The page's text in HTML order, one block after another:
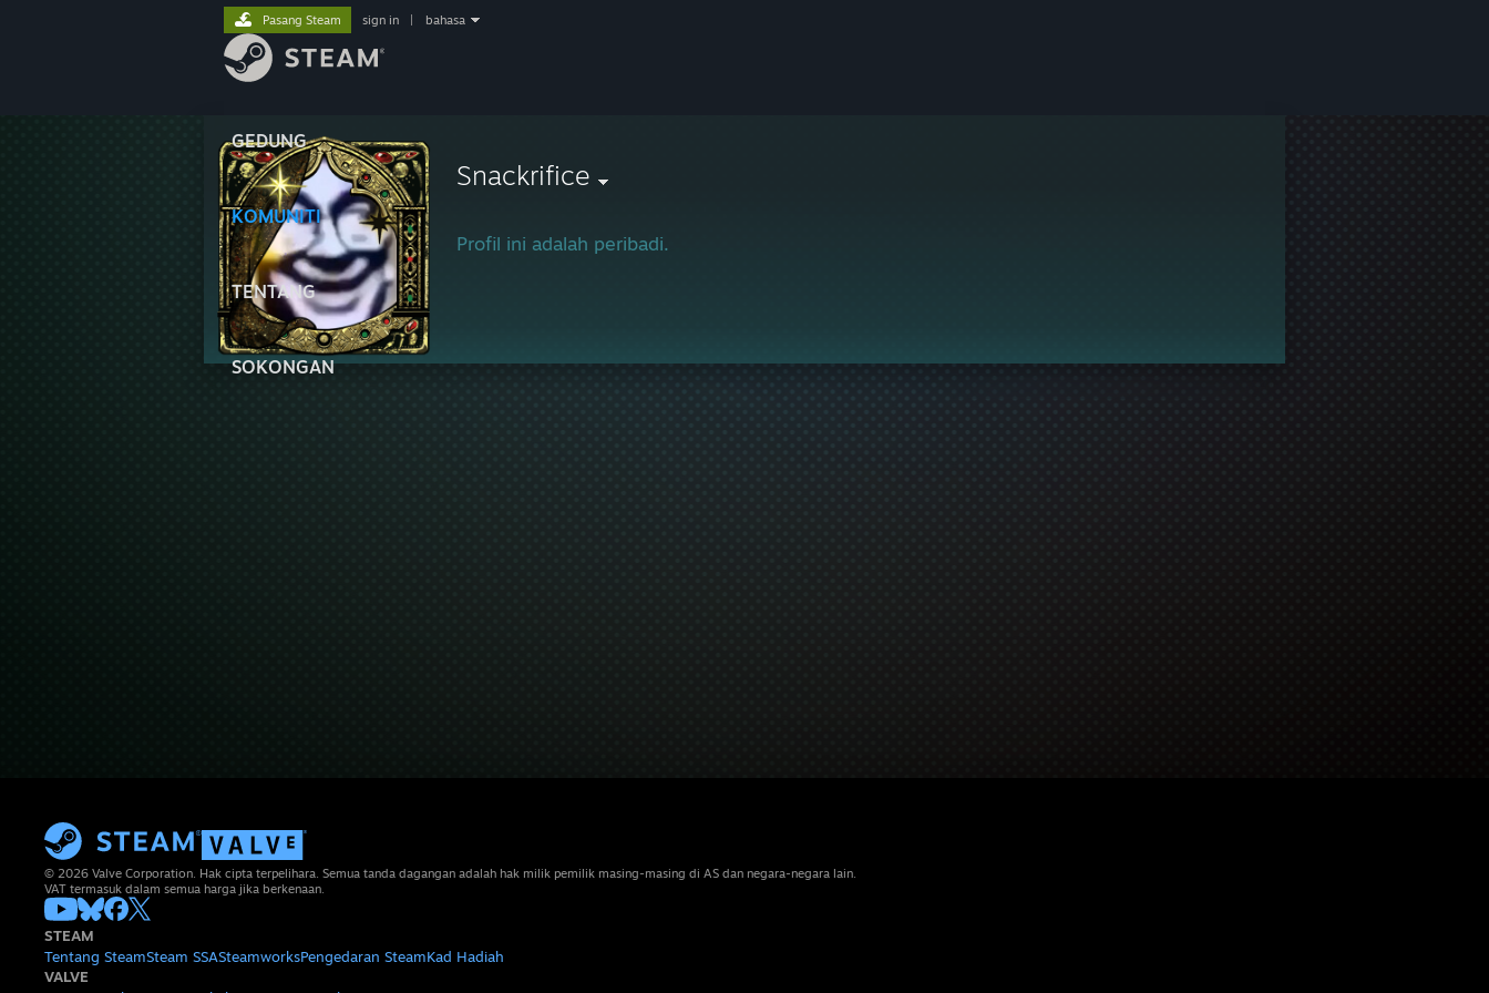
GEDUNG
KOMUNITI
TENTANG
SOKONGAN
Pasang Steam sign in bahasa
Snackrifice
Profil ini adalah peribadi.
© 2026 Valve Corporation. Hak cipta terpelihara. Semua tanda dagangan adalah hak milik pemilik masing-masing di AS dan negara-negara lain.
VAT termasuk dalam semua harga jika berkenaan.
STEAM
Tentang SteamSteam SSASteamworksPengedaran SteamKad Hadiah
VALVE